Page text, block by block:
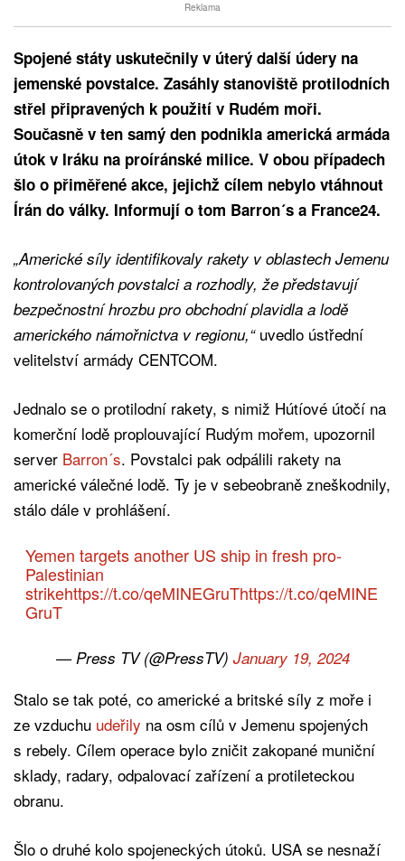
Reklama
Spojené státy uskutečnily v úterý další údery na
jemenské povstalce. Zasáhly stanoviště protilodních
střel připravených k použití v Rudém moři.
Současně v ten samý den podnikla americká armáda
útok v Iráku na proíránské milice. V obou případech
šlo o přiměřené akce, jejichž cílem nebylo vtáhnout
Írán do války. Informují o tom Barron´s a France24.
„Americké síly identifikovaly rakety v oblastech Jemenu
kontrolovaných povstalci a rozhodly, že představují
bezpečnostní hrozbu pro obchodní plavidla a lodě
amerického námořnictva v regionu,“uvedlo ústřední
velitelství armády CENTCOM.
Jednalo se o protilodní rakety, s nimiž Hútíové útočí na
komerční lodě proplouvající Rudým mořem, upozornil
server Barron´s. Povstalci pak odpálili rakety na
americké válečné lodě. Ty je v sebeobraně zneškodnily,
stálo dále v prohlášení.
Yemen targets another US ship in fresh pro-
Palestinian
strikehttps://t.co/qeMINEGruThttps://t.co/qeMINE
GruT
— Press TV (@PressTV) January 19, 2024
Stalo se tak poté, co americké a britské síly z moře i
ze vzduchu udeřily na osm cílů v Jemenu spojených
s rebely. Cílem operace bylo zničit zakopané muniční
sklady, radary, odpalovací zařízení a protileteckou
obranu.
Šlo o druhé kolo spojeneckých útoků. USA se nesnaží